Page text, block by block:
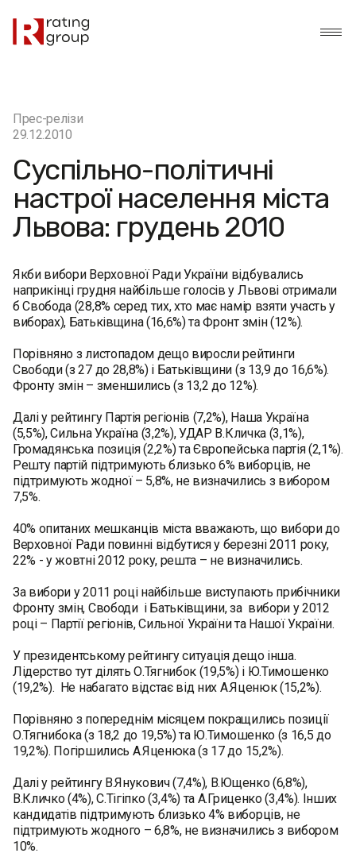
Прес-релізи
29.12.2010
Суспільно-політичні
настрої населення міста
Львова: грудень 2010
Якби вибори Верховної Ради України відбувались
наприкінці грудня найбільше голосів у Львові отримали
б Свобода (28,8% серед тих, хто має намір взяти участь у
виборах), Батьківщина (16,6%) та Фронт змін (12%).
Порівняно з листопадом дещо виросли рейтинги
Свободи (з 27 до 28,8%) і Батьківщини (з 13,9 до 16,6%).
Фронту змін – зменшились (з 13,2 до 12%).
Далі у рейтингу Партія регіонів (7,2%), Наша Україна
(5,5%), Сильна Україна (3,2%), УДАР В.Кличка (3,1%),
Громадянська позиція (2,2%) та Європейська партія (2,1%).
Решту партій підтримують близько 6% виборців, не
підтримують жодної – 5,8%, не визначились з вибором
7,5%.
40% опитаних мешканців міста вважають, що вибори до
Верховної Ради повинні відбутися у березні 2011 року,
22% - у жовтні 2012 року, решта – не визначились.
За вибори у 2011 році найбільше виступають прибічники
Фронту змін, Свободи і Батьківщини, за вибори у 2012
році – Партії регіонів, Сильної України та Нашої України.
У президентському рейтингу ситуація дещо інша.
Лідерство тут ділять О.Тягнибок (19,5%) і Ю.Тимошенко
(19,2%). Не набагато відстає від них А.Яценюк (15,2%).
Порівняно з попереднім місяцем покращились позиції
О.Тягнибока (з 18,2 до 19,5%) та Ю.Тимошенко (з 16,5 до
19,2%). Погіршились А.Яценюка (з 17 до 15,2%).
Далі у рейтингу В.Янукович (7,4%), В.Ющенко (6,8%),
В.Кличко (4%), С.Тігіпко (3,4%) та А.Гриценко (3,4%). Інших
кандидатів підтримують близько 4% виборців, не
підтримують жодного – 6,8%, не визначились з вибором
10%.